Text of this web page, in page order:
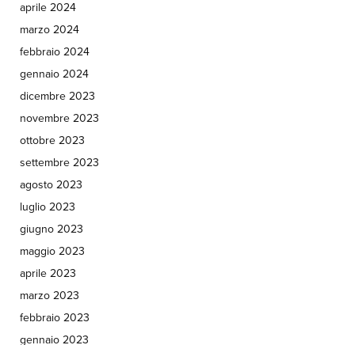
aprile 2024
marzo 2024
febbraio 2024
gennaio 2024
dicembre 2023
novembre 2023
ottobre 2023
settembre 2023
agosto 2023
luglio 2023
giugno 2023
maggio 2023
aprile 2023
marzo 2023
febbraio 2023
gennaio 2023